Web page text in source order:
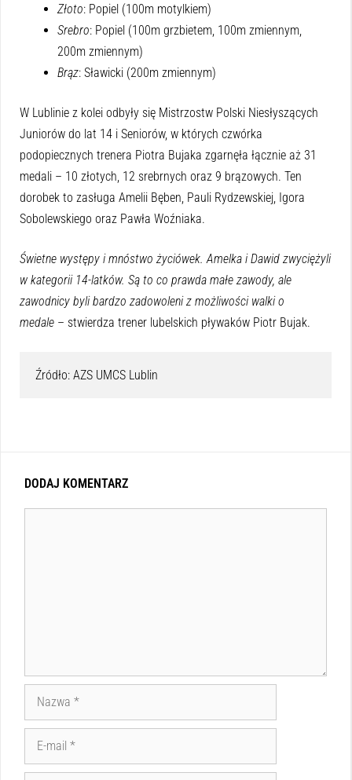
Złoto: Popiel (100m motylkiem)
Srebro: Popiel (100m grzbietem, 100m zmiennym,
200m zmiennym)
Brąz: Sławicki (200m zmiennym)
W Lublinie z kolei odbyły się Mistrzostw Polski Niesłyszących
Juniorów do lat 14 i Seniorów, w których czwórka
podopiecznych trenera Piotra Bujaka zgarnęła łącznie aż 31
medali – 10 złotych, 12 srebrnych oraz 9 brązowych. Ten
dorobek to zasługa Amelii Bęben, Pauli Rydzewskiej, Igora
Sobolewskiego oraz Pawła Woźniaka.
Świetne występy i mnóstwo życiówek. Amelka i Dawid zwyciężyli
w kategorii 14-latków. Są to co prawda małe zawody, ale
zawodnicy byli bardzo zadowoleni z możliwości walki o
medale – stwierdza trener lubelskich pływaków Piotr Bujak.
Źródło: AZS UMCS Lublin
DODAJ KOMENTARZ